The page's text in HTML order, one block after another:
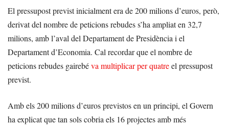
El pressupost previst inicialment era de 200 milions d’euros, però,
derivat del nombre de peticions rebudes s’ha ampliat en 32,7
milions, amb l’aval del Departament de Presidència i el
Departament d’Economia. Cal recordar que el nombre de
peticions rebudes gairebéva multiplicar per quatreel pressupost
previst.
Amb els 200 milions d’euros previstos en un principi, el Govern
ha explicat que tan sols cobria els 16 projectes amb més